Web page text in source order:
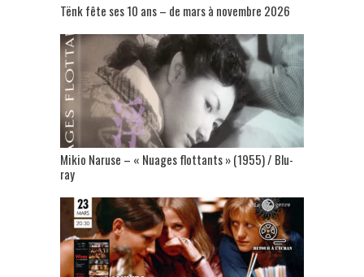
Tënk fête ses 10 ans – de mars à novembre 2026
Mikio Naruse – « Nuages flottants » (1955) / Blu-
ray